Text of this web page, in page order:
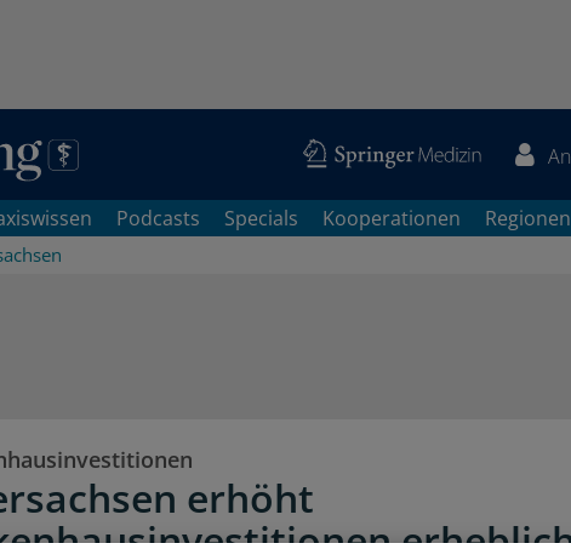
Podcasts Specials Kooperationen Regionen
erhöht